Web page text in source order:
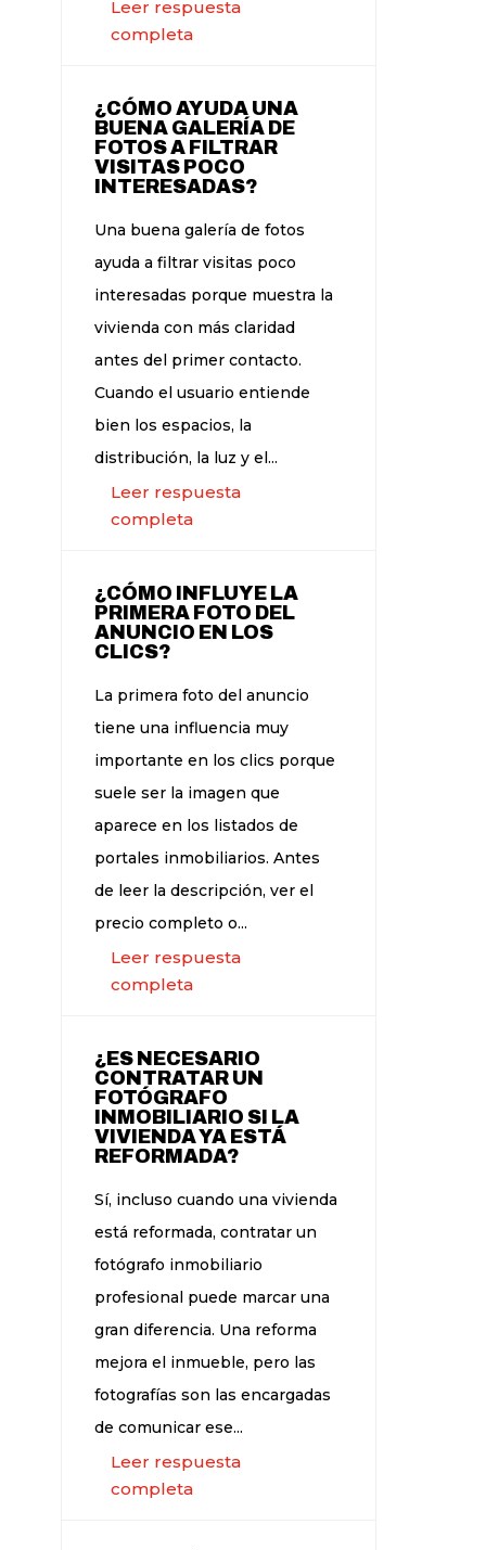
Leer respuesta
completa
¿CÓMO AYUDA UNA
BUENA GALERÍA DE
FOTOS A FILTRAR
VISITAS POCO
INTERESADAS?
Una buena galería de fotos
ayuda a filtrar visitas poco
interesadas porque muestra la
vivienda con más claridad
antes del primer contacto.
Cuando el usuario entiende
bien los espacios, la
distribución, la luz y el...
Leer respuesta
completa
¿CÓMO INFLUYE LA
PRIMERA FOTO DEL
ANUNCIO EN LOS
CLICS?
La primera foto del anuncio
tiene una influencia muy
importante en los clics porque
suele ser la imagen que
aparece en los listados de
portales inmobiliarios. Antes
de leer la descripción, ver el
precio completo o...
Leer respuesta
completa
¿ES NECESARIO
CONTRATAR UN
FOTÓGRAFO
INMOBILIARIO SI LA
VIVIENDA YA ESTÁ
REFORMADA?
Sí, incluso cuando una vivienda
está reformada, contratar un
fotógrafo inmobiliario
profesional puede marcar una
gran diferencia. Una reforma
mejora el inmueble, pero las
fotografías son las encargadas
de comunicar ese...
Leer respuesta
completa